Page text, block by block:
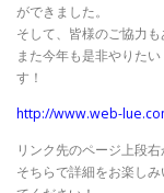
ができました。
そして、皆様のご協力も
また今年も是非やりた
す！
http://www.web-
リンク先のページ上段
そちらで詳細をお楽し